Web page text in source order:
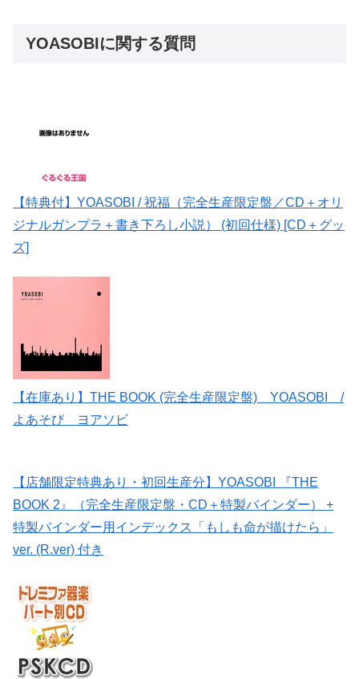
YOASOBIに関する質問
【特典付】YOASOBI / 祝福（完全生産限定盤／CD＋オリ
ジナルガンプラ＋書き下ろし小説） (初回仕様) [CD＋グッ
ズ]
【在庫あり】THE BOOK (完全生産限定盤) YOASOBI /
よあそび ヨアソビ
【店舗限定特典あり・初回生産分】YOASOBI 『THE
BOOK 2』（完全生産限定盤・CD＋特製バインダー） +
特製バインダー用インデックス「もしも命が描けたら」
ver. (R.ver) 付き